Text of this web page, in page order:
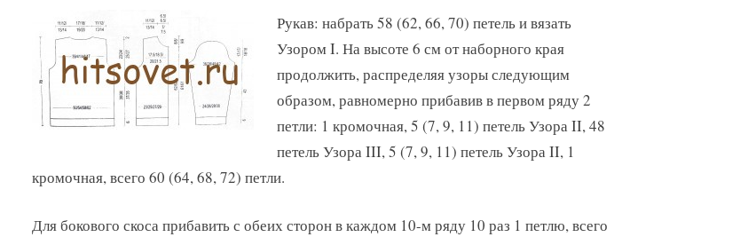
Рукав: набрать 58 (62, 66, 70) петель и вязать
Узором I. На высоте 6 см от наборного края
продолжить, распределяя узоры следующим
образом, равномерно прибавив в первом ряду 2
петли: 1 кромочная, 5 (7, 9, 11) петель Узора II, 48
петель Узора III, 5 (7, 9, 11) петель Узора II, 1
кромочная, всего 60 (64, 68, 72) петли.
Для бокового скоса прибавить с обеих сторон в каждом 10-м ряду 10 раз 1 петлю, всего